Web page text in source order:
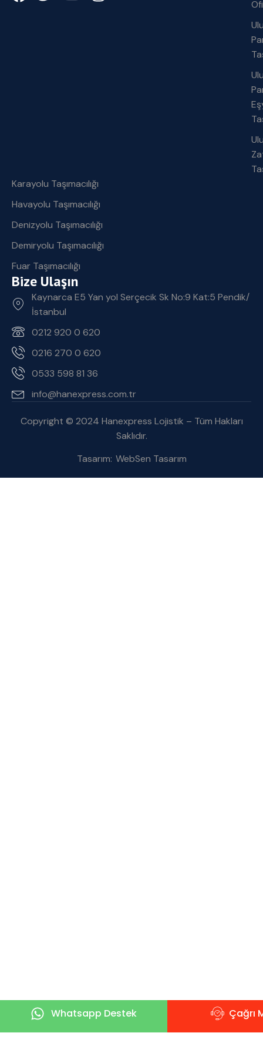
Karayolu Taşımacılığı
Havayolu Taşımacılığı
Denizyolu Taşımacılığı
Demiryolu Taşımacılığı
Fuar Taşımacılığı
Bize Ulaşın
Kaynarca E5 Yan yol Serçecik Sk No:9 Kat:5 Pendik/
İstanbul
0212 920 0 620
0216 270 0 620
0533 598 81 36
info@hanexpress.com.tr
Copyright © 2024 Hanexpress Lojistik – Tüm Hakları
Saklıdır.
Tasarım: WebSen Tasarım
Whatsapp Destek Çağrı